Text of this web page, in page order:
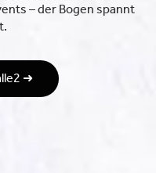
– der Bogen spannt
➜